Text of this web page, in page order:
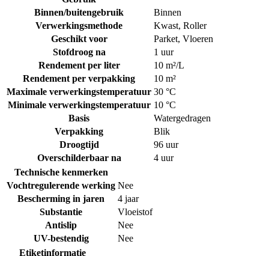
Binnen/buitengebruik
Binnen
Verwerkingsmethode
Kwast, Roller
Geschikt voor
Parket, Vloeren
Stofdroog na
1 uur
Rendement per liter
10 m²/L
Rendement per verpakking
10 m²
Maximale verwerkingstemperatuur 30 °C
Minimale verwerkingstemperatuur 10 °C
Basis
Watergedragen
Verpakking
Blik
Droogtijd
96 uur
Overschilderbaar na
4 uur
Technische kenmerken
Vochtregulerende werking Nee
Bescherming in jaren
4 jaar
Substantie
Vloeistof
Antislip
Nee
UV-bestendig
Nee
Etiketinformatie